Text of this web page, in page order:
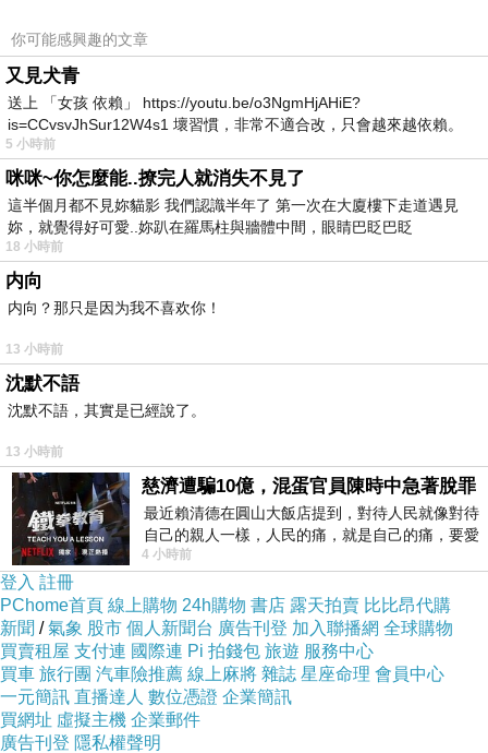
你可能感興趣的文章
又見犬青
送上 「女孩 依賴」 https://youtu.be/o3NgmHjAHiE?
is=CCvsvJhSur12W4s1 壞習慣，非常不適合改，只會越來越依賴。
我害怕的
5 小時前
咪咪~你怎麼能..撩完人就消失不見了
這半個月都不見妳貓影 我們認識半年了 第一次在大廈樓下走道遇見
妳，就覺得好可愛..妳趴在羅馬柱與牆體中間，眼睛巴眨巴眨
18 小時前
内向
内向？那只是因为我不喜欢你！
13 小時前
沈默不語
沈默不語，其實是已經說了。
13 小時前
慈濟遭騙10億，混蛋官員陳時中急著脫罪
最近賴清德在圓山大飯店提到，對待人民就像對待
自己的親人一樣，人民的痛，就是自己的痛，要愛
民如親，說的這麼好聽，實際上根本沒做
4 小時前
登入 註冊
PChome首頁 線上購物 24h購物 書店 露天拍賣 比比昂代購
新聞 /氣象 股市 個人新聞台 廣告刊登 加入聯播網 全球購物
買賣租屋 支付連 國際連 Pi 拍錢包 旅遊 服務中心
買車 旅行團 汽車險推薦 線上麻將 雜誌 星座命理 會員中心
一元簡訊 直播達人 數位憑證 企業簡訊
買網址 虛擬主機 企業郵件
廣告刊登 隱私權聲明